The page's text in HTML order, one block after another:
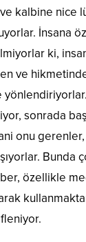
kalbine nice
İnsana
ki,
ve
sonrada
onu
özellikle